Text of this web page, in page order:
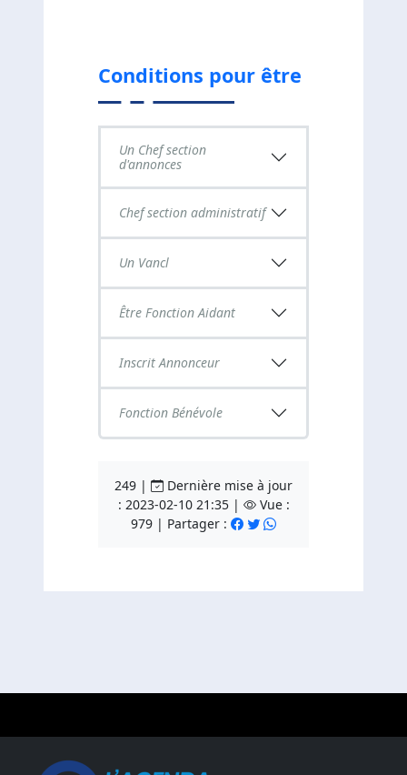
Conditions pour être
Un Chef section
d'annonces
Chef section administratif
Un Vancl
Être Fonction Aidant
Inscrit Annonceur
Fonction Bénévole
249 |
Dernière mise à jour
: 2023-02-10 21:35 |
Vue :
979 | Partager :